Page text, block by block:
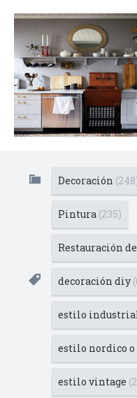
Decoración
Pintura (235)
Restauración
decoración diy
estilo
estilo nordico o
estilo vintage